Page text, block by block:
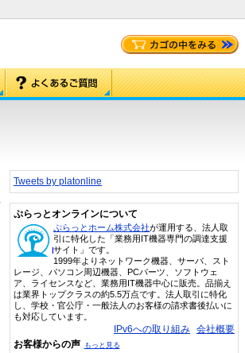
Tweets by platonline
ぷらっとオンラインについて
ぷらっとホーム株式会社が運用する、法人取
引に特化した「業務用IT機器専門の調達支援
サイト」です。
1999年よりネットワーク機器、サーバ、スト
レージ、パソコン周辺機器、PCパーツ、ソフトウェ
ア、ライセンスなど、業務用IT機器中心に販売。品揃え
は業界トップクラスの約5.5万点です。法人取引に特化
し、学校・官公庁・一般法人のお客様の請求書後払いに
も対応しています。
IPv6への取り組み 会社概要
お客様からの声 もっと見る